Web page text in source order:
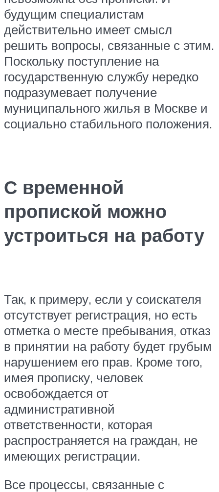
будущим специалистам
действительно имеет смысл
решить вопросы, связанные с этим.
Поскольку поступление на
государственную службу нередко
подразумевает получение
муниципального жилья в Москве и
социально стабильного положения.
С временной
пропиской можно
устроиться на работу
Так, к примеру, если у соискателя
отсутствует регистрация, но есть
отметка о месте пребывания, отказ
в принятии на работу будет грубым
нарушением его прав. Кроме того,
имея прописку, человек
освобождается от
административной
ответственности, которая
распространяется на граждан, не
имеющих регистрации.
Все процессы, связанные с